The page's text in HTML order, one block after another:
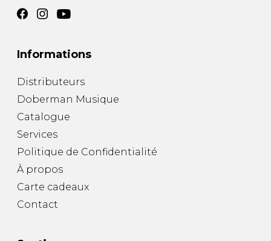
Informations
Distributeurs
Doberman Musique
Catalogue
Services
Politique de Confidentialité
À propos
Carte cadeaux
Contact